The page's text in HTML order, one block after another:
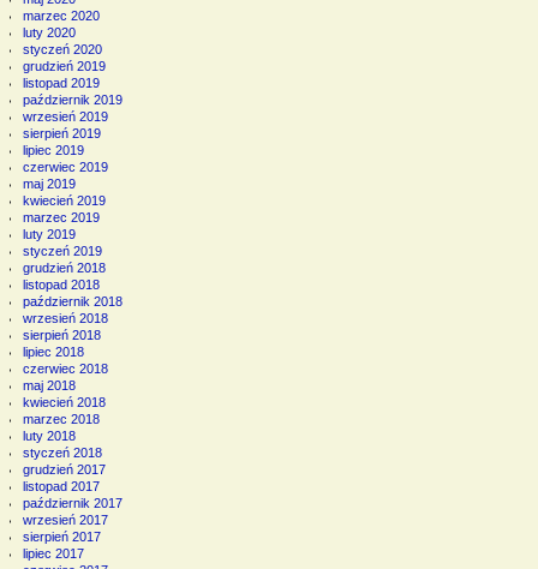
marzec 2020
luty 2020
styczeń 2020
grudzień 2019
listopad 2019
październik 2019
wrzesień 2019
sierpień 2019
lipiec 2019
czerwiec 2019
maj 2019
kwiecień 2019
marzec 2019
luty 2019
styczeń 2019
grudzień 2018
listopad 2018
październik 2018
wrzesień 2018
sierpień 2018
lipiec 2018
czerwiec 2018
maj 2018
kwiecień 2018
marzec 2018
luty 2018
styczeń 2018
grudzień 2017
listopad 2017
październik 2017
wrzesień 2017
sierpień 2017
lipiec 2017